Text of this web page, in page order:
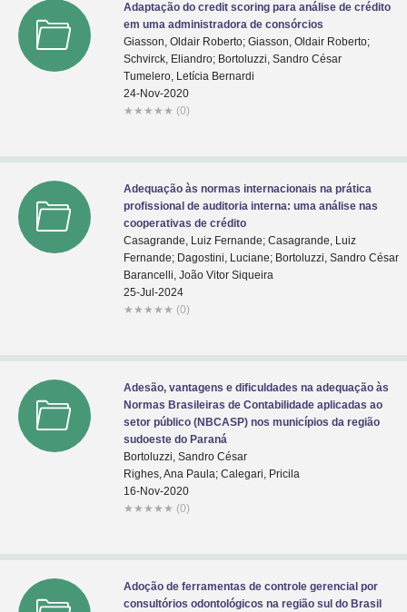
Adaptação do credit scoring para análise de crédito
em uma administradora de consórcios
Giasson, Oldair Roberto; Giasson, Oldair Roberto;
Schvirck, Eliandro; Bortoluzzi, Sandro César
Tumelero, Letícia Bernardi
24-Nov-2020
★ ★ ★ ★ ★ (0)
Adequação às normas internacionais na prática
profissional de auditoria interna: uma análise nas
cooperativas de crédito
Casagrande, Luiz Fernande; Casagrande, Luiz
Fernande; Dagostini, Luciane; Bortoluzzi, Sandro César
Barancelli, João Vitor Siqueira
25-Jul-2024
★ ★ ★ ★ ★ (0)
Adesão, vantagens e dificuldades na adequação às
Normas Brasileiras de Contabilidade aplicadas ao
setor público (NBCASP) nos municípios da região
sudoeste do Paraná
Bortoluzzi, Sandro César
Righes, Ana Paula; Calegari, Pricila
16-Nov-2020
★ ★ ★ ★ ★ (0)
Adoção de ferramentas de controle gerencial por
consultórios odontológicos na região sul do Brasil